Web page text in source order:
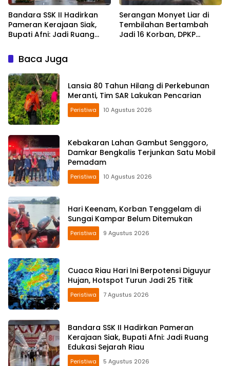
Bandara SSK II Hadirkan
Pameran Kerajaan Siak,
Bupati Afni: Jadi Ruang
Serangan Monyet Liar di
Tembilahan Bertambah
Jadi 16 Korban, DPKP
Baca Juga
Lansia 80 Tahun Hilang di Perkebunan
Meranti, Tim SAR Lakukan Pencarian
Peristiwa 10 Agustus 2026
Kebakaran Lahan Gambut Senggoro,
Damkar Bengkalis Terjunkan Satu Mobil
Pemadam
Peristiwa 10 Agustus 2026
Hari Keenam, Korban Tenggelam di
Sungai Kampar Belum Ditemukan
Peristiwa 9 Agustus 2026
Cuaca Riau Hari Ini Berpotensi Diguyur
Hujan, Hotspot Turun Jadi 25 Titik
Peristiwa 7 Agustus 2026
Bandara SSK II Hadirkan Pameran
Kerajaan Siak, Bupati Afni: Jadi Ruang
Edukasi Sejarah Riau
Peristiwa 5 Agustus 2026